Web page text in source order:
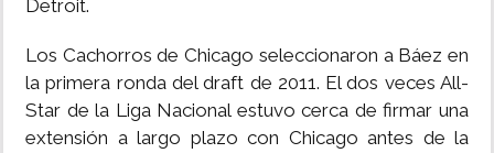
Detroit.
Los Cachorros de Chicago seleccionaron a Báez en
la primera ronda del draft de 2011. El dos veces All-
Star de la Liga Nacional estuvo cerca de firmar una
extensión a largo plazo con Chicago antes de la